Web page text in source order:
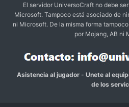
El servidor UniversoCraft no debe
Microsoft. Tampoco está asociado de
ni Microsoft. De la misma forma
por Mojang, AB ni
Asistencia al jugador- Unete al
de los